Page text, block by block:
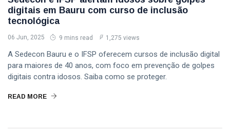
digitais em Bauru com curso de inclusão
tecnológica
06 Jun, 2025 9 mins read 1,275 views
A Sedecon Bauru e o IFSP oferecem cursos de inclusão digital
para maiores de 40 anos, com foco em prevenção de golpes
digitais contra idosos. Saiba como se proteger.
READ MORE